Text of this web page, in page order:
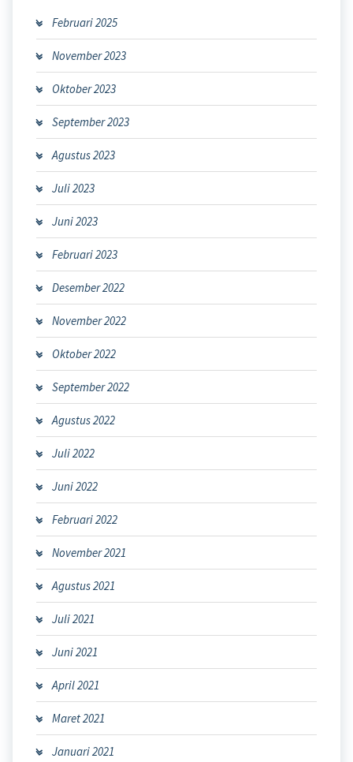
Februari 2025
November 2023
Oktober 2023
September 2023
Agustus 2023
Juli 2023
Juni 2023
Februari 2023
Desember 2022
November 2022
Oktober 2022
September 2022
Agustus 2022
Juli 2022
Juni 2022
Februari 2022
November 2021
Agustus 2021
Juli 2021
Juni 2021
April 2021
Maret 2021
Januari 2021